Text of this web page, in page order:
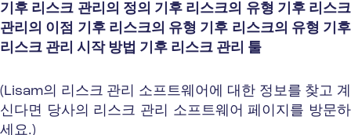
기후 리스크 관리의 정의 기후 리스크의 유형 기후 리스크
관리의 이점 기후 리스크의 유형 기후 리스크의 유형 기후
리스크 관리 시작 방법 기후 리스크 관리 툴
(Lisam의 리스크 관리 소프트웨어에 대한 정보를 찾고 계
신다면 당사의 리스크 관리 소프트웨어 페이지 를 방문하
세요.)